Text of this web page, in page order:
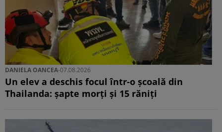
DANIELA OANCEA-07.08.2026
Un elev a deschis focul într-o școală din
Thailanda: șapte morți și 15 răniți